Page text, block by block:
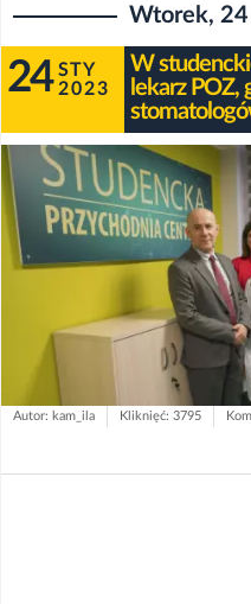
Wtorek,
24 STY
2023
W
lekarz POZ,
Autor: kam_ila Kliknięć: 3795